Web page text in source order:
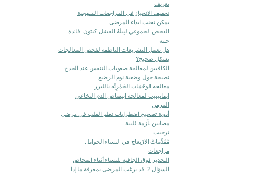
تعريف
تخفيف الانحياز في المراجعات المنهجية
يمكن تجنب ايذاء المرضى
الفحص الجموعي لبِيلَةُ الفينيل كيتون: فائدة
جلية
هل تعمل التشريعات الناظمة لفحص المعالجات
بشكل صحيح؟
الكافيين لمعالجة صعوبات التنفس عند الخدج
نصيحة حول وضعية نوم الرضيع
معالجة الوَحْمَات الخَمْرِيَّة بالليزر
ايماتينيب لمعالجة ابيضاض الدم النخاعي
المزمن
أدوية تصحيح اضطرابات نظم القلب في مرضى
مصابين بأزمة قلبية
ترحيب
مُقَدِّماتُ الارْتِعاج في النساء الحوامل
مراجعات
التخدير فوق الجافية للنساء أثناء المخاض
السؤال 2: قد يرغب المرضى بمعرفة ما إذا